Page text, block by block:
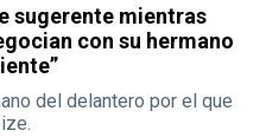
sugerente mientras
con su hermano
del delantero por el que